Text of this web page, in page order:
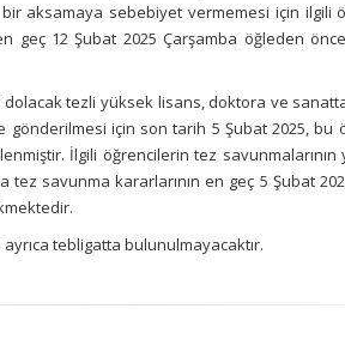
aksamaya sebebiyet vermemesi için ilgili
geç 12 Şubat 2025 Çarşamba öğleden
tezli yüksek lisans, doktora ve
gönderilmesi için son tarih 5 Şubat 2025, bu
İlgili öğrencilerin tez savunmalarının
tez savunma kararlarının en geç 5 Şubat
tebligatta bulunulmayacaktır.